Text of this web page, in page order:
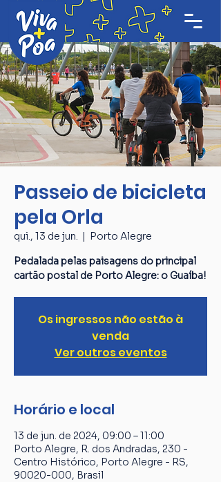
Passeio de bicicleta
pela Orla
qui., 13 de jun.
  |
Porto Alegre
Pedalada pelas paisagens do principal
cartão postal de Porto Alegre: o Guaíba!
Os ingressos não estão à
venda
Ver outros eventos
Horário e local
13 de jun. de 2024, 09:00 – 11:00
Porto Alegre, R. dos Andradas, 230 -
Centro Histórico, Porto Alegre - RS,
90020-000, Brasil